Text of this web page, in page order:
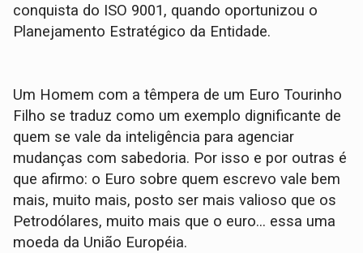
conquista do ISO 9001, quando oportunizou o
Planejamento Estratégico da Entidade.
Um Homem com a têmpera de um Euro Tourinho
Filho se traduz como um exemplo dignificante de
quem se vale da inteligência para agenciar
mudanças com sabedoria. Por isso e por outras é
que afirmo: o Euro sobre quem escrevo vale bem
mais, muito mais, posto ser mais valioso que os
Petrodólares, muito mais que o euro... essa uma
moeda da União Européia.